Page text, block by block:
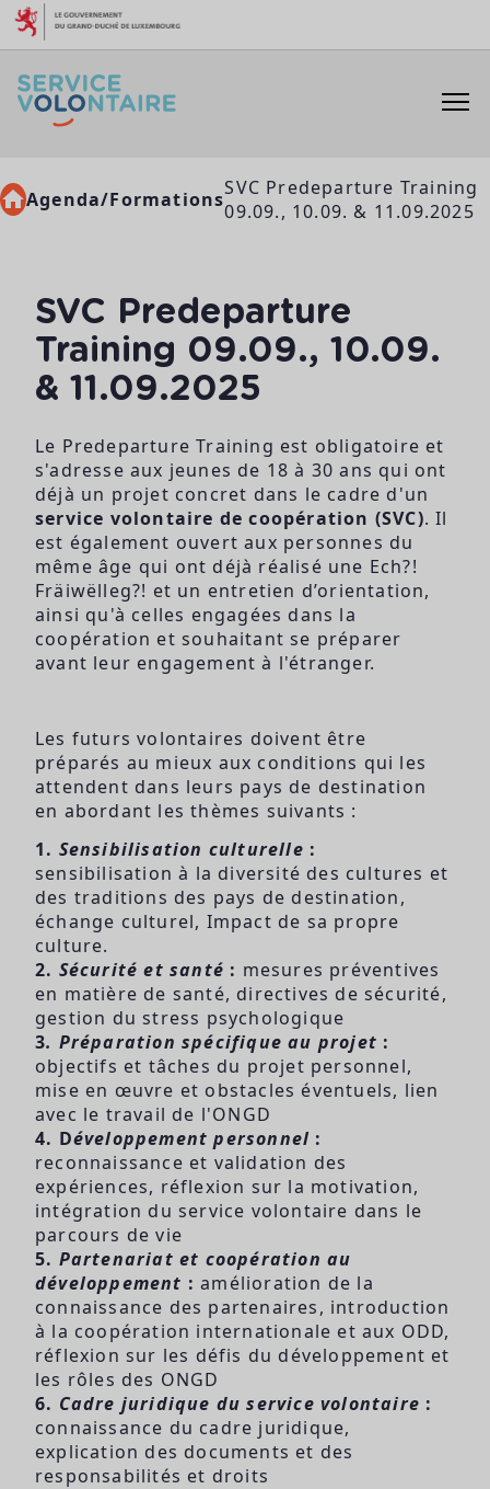
Aller au contenu
Agenda/FormationsSVC Predeparture Training
09.09., 10.09. & 11.09.2025
SVC Predeparture
Training 09.09., 10.09.
& 11.09.2025
Le Predeparture Training est obligatoire et
s'adresse aux jeunes de 18 à 30 ans qui ont
déjà un projet concret dans le cadre d'un
service volontaire de coopération (SVC). Il
est également ouvert aux personnes du
même âge qui ont déjà réalisé une Ech?!
Fräiwëlleg?! et un entretien d’orientation,
ainsi qu'à celles engagées dans la
coopération et souhaitant se préparer
avant leur engagement à l'étranger.
Les futurs volontaires doivent être
préparés au mieux aux conditions qui les
attendent dans leurs pays de destination
en abordant les thèmes suivants :
1. Sensibilisation culturelle :
sensibilisation à la diversité des cultures et
des traditions des pays de destination,
échange culturel, Impact de sa propre
culture.
2. Sécurité et santé : mesures préventives
en matière de santé, directives de sécurité,
gestion du stress psychologique
3. Préparation spécifique au projet :
objectifs et tâches du projet personnel,
mise en œuvre et obstacles éventuels, lien
avec le travail de l'ONGD
4. Développement personnel :
reconnaissance et validation des
expériences, réflexion sur la motivation,
intégration du service volontaire dans le
parcours de vie
5. Partenariat et coopération au
développement : amélioration de la
connaissance des partenaires, introduction
à la coopération internationale et aux ODD,
réflexion sur les défis du développement et
les rôles des ONGD
6. Cadre juridique du service volontaire :
connaissance du cadre juridique,
explication des documents et des
responsabilités et droits